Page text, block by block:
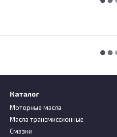
Каталог
Моторные масла
Масла трансмиссионные
Смазки